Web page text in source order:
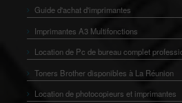
Guide d'achat d'imprimantes
Imprimantes A3 Multifonctions
Location de Pc de bureau complet
Toners Brother disponibles à La Réunion
Location de photocopieurs et imprimantes